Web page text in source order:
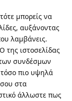
μπορείς να
αυξάνοντας
λαμβάνεις.
της ιστοσελίδας
συνδέσμων
πιο υψηλά
στα
άλλωστε πως